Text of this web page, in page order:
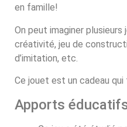
en famille!
On peut imaginer
créativité, jeu de
d’imitation, etc.
Ce jouet est un cadeau
Apports